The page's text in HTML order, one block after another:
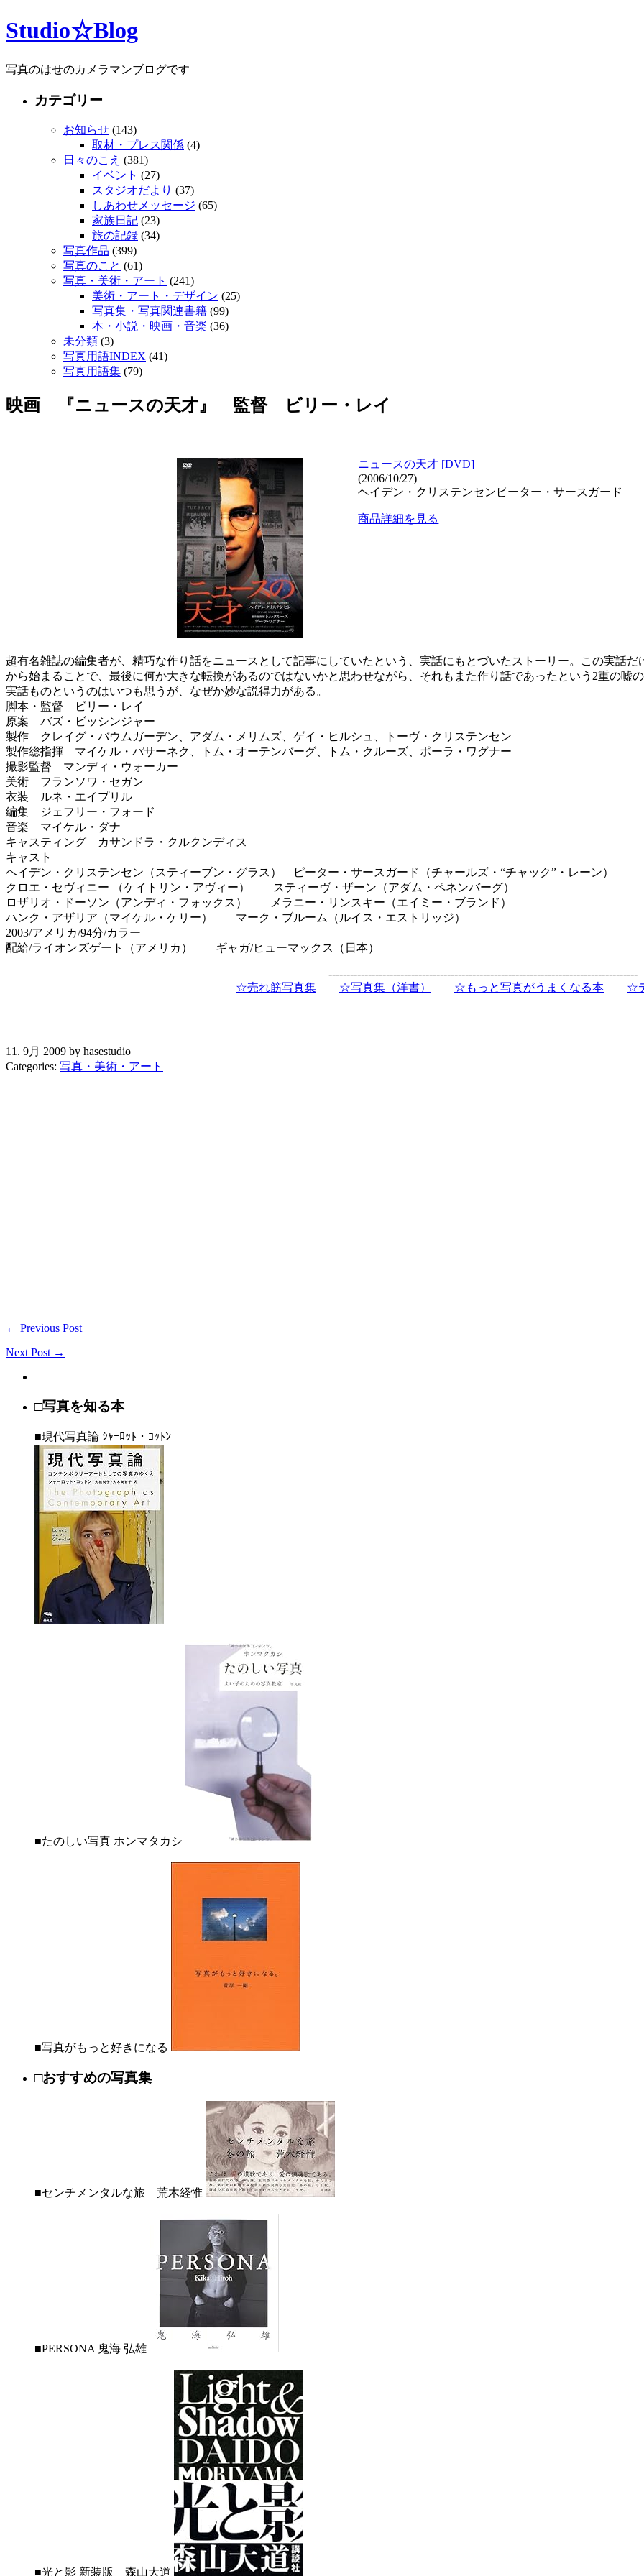
Studio☆Blog
写真のはせのカメラマンブログです
カテゴリー
お知らせ (143)
取材・プレス関係 (4)
日々のこえ (381)
イベント (27)
スタジオだより (37)
しあわせメッセージ (65)
家族日記 (23)
旅の記録 (34)
写真作品 (399)
写真のこと (61)
写真・美術・アート (241)
美術・アート・デザイン (25)
写真集・写真関連書籍 (99)
本・小説・映画・音楽 (36)
未分類 (3)
写真用語INDEX (41)
写真用語集 (79)
映画 『ニュースの天才』 監督 ビリー・レイ
ニュースの天才 [DVD]
(2006/10/27)
ヘイデン・クリステンセンピーター・サースガード
商品詳細を見る
超有名雑誌の編集者が、精巧な作り話をニュースとして記事にしていたという、実話にもとづいたストーリー。この実話
から始まることで、最後に何か大きな転換があるのではないかと思わせながら、それもまた作り話であったという2重の嘘
実話ものというのはいつも思うが、なぜか妙な説得力がある。
脚本・監督 ビリー・レイ
原案 バズ・ビッシンジャー
製作 クレイグ・バウムガーデン、アダム・メリムズ、ゲイ・ヒルシュ、トーヴ・クリステンセン
製作総指揮 マイケル・パサーネク、トム・オーテンバーグ、トム・クルーズ、ポーラ・ワグナー
撮影監督 マンディ・ウォーカー
美術 フランソワ・セガン
衣装 ルネ・エイプリル
編集 ジェフリー・フォード
音楽 マイケル・ダナ
キャスティング カサンドラ・クルクンディス
キャスト
ヘイデン・クリステンセン（スティーブン・グラス） ピーター・サースガード（チャールズ・“チャック”・レーン）
クロエ・セヴィニー （ケイトリン・アヴィー） スティーヴ・ザーン（アダム・ペネンバーグ）
ロザリオ・ドーソン（アンディ・フォックス） メラニー・リンスキー（エイミー・ブランド）
ハンク・アザリア（マイケル・ケリー） マーク・ブルーム（ルイス・エストリッジ）
2003/アメリカ/94分/カラー
配給/ライオンズゲート（アメリカ） ギャガ/ヒューマックス（日本）
--------------------------------------------------------------------------------------
☆売れ筋写真集
☆写真集（洋書） ☆もっと写真がうまくなる本 ☆
11. 9月 2009 by hasestudio
Categories: 写真・美術・アート |
← Previous Post
Next Post →
□写真を知る本
■現代写真論 ｼｬｰﾛｯﾄ・ｺｯﾄﾝ
■たのしい写真 ホンマタカシ
■写真がもっと好きになる
□おすすめの写真集
■センチメンタルな旅 荒木経惟
■PERSONA 鬼海 弘雄
■光と影 新装版 森山大道